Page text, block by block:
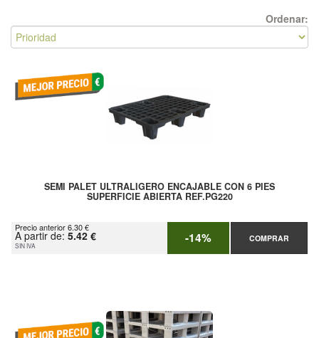
Ordenar:
SEMI PALET ULTRALIGERO ENCAJABLE CON 6 PIES
SUPERFICIE ABIERTA REF.PG220
Precio anterior 6.30 €
A partir de: 5.42 €
SIN IVA -14% COMPRAR